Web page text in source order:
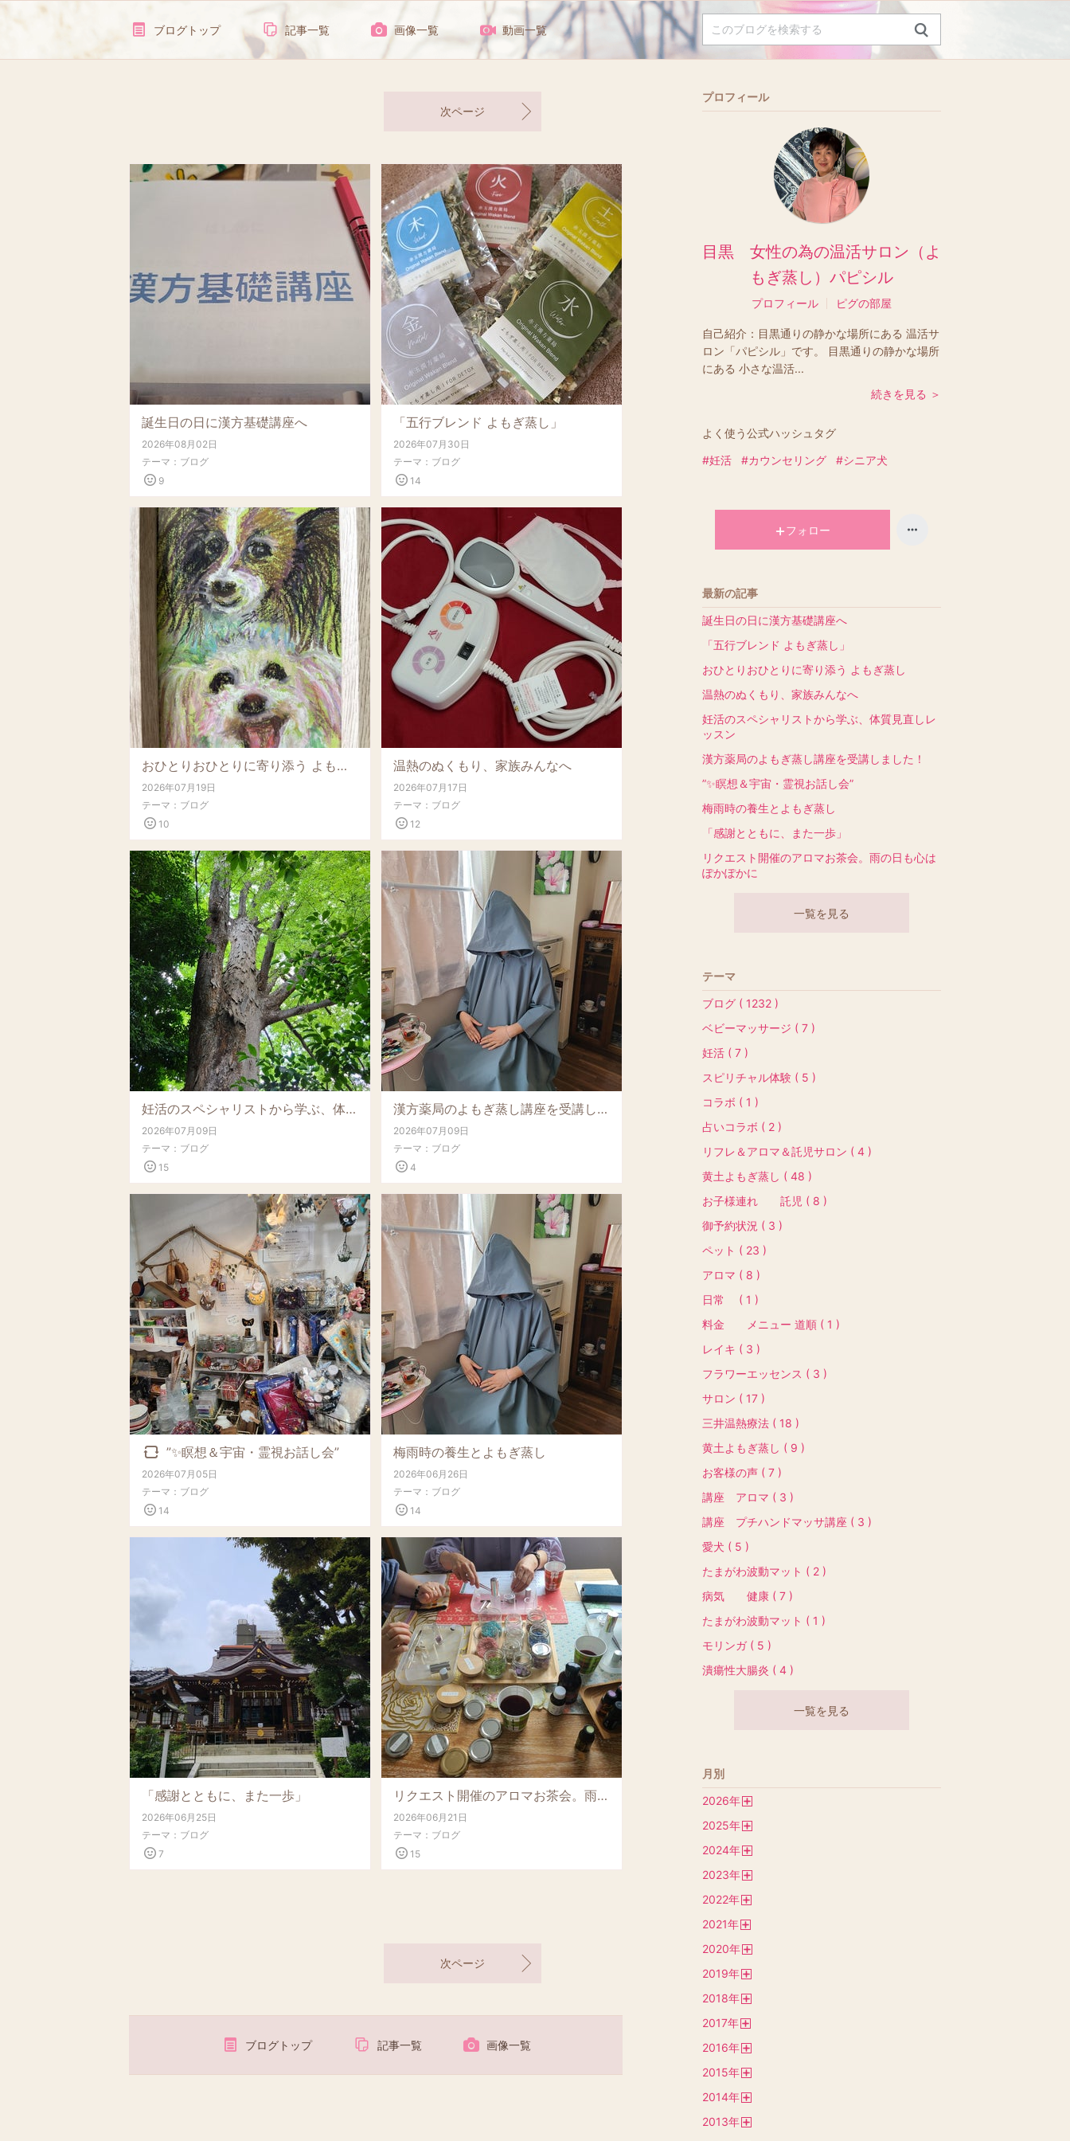
ブログトップ 記事一覧 画像一覧 動画一覧
次ページ
誕生日の日に漢方基礎講座へ
2026年08月02日
テーマ： ブログ
9
「五行ブレンド よもぎ蒸し」
2026年07月30日
テーマ： ブログ
14
おひとりおひとりに寄り添う よもぎ蒸し
2026年07月19日
テーマ： ブログ
10
温熱のぬくもり、家族みんなへ
2026年07月17日
テーマ： ブログ
12
妊活のスペシャリストから学ぶ、体質見直しレッスン
2026年07月09日
テーマ： ブログ
15
漢方薬局のよもぎ蒸し講座を受講しました！
2026年07月09日
テーマ： ブログ
4
リブログ記事
”✨瞑想＆宇宙・霊視お話し会”
2026年07月05日
テーマ： ブログ
14
梅雨時の養生とよもぎ蒸し
2026年06月26日
テーマ： ブログ
14
「感謝とともに、また一歩」
2026年06月25日
テーマ： ブログ
7
リクエスト開催のアロマお茶会。雨の日も心はぽかぽかに
2026年06月21日
テーマ： ブログ
15
次ページ
ブログトップ 記事一覧 画像一覧
プロフィール
目黒 女性の為の温活サロン（よ
もぎ蒸し）パピシル
プロフィール ピグの部屋
自己紹介： 目黒通りの静かな場所にある 温活サ
ロン「パピシル」です。 目黒通りの静かな場所
にある 小さな温活...
続きを見る ＞
よく使う公式ハッシュタグ
#妊活 #カウンセリング #シニア犬
フォロー
最新の記事
誕生日の日に漢方基礎講座へ
「五行ブレンド よもぎ蒸し」
おひとりおひとりに寄り添う よもぎ蒸し
温熱のぬくもり、家族みんなへ
妊活のスペシャリストから学ぶ、体質見直しレ
ッスン
漢方薬局のよもぎ蒸し講座を受講しました！
”✨瞑想＆宇宙・霊視お話し会”
梅雨時の養生とよもぎ蒸し
「感謝とともに、また一歩」
リクエスト開催のアロマお茶会。雨の日も心は
ぽかぽかに
一覧を見る
テーマ
ブログ ( 1232 )
ベビーマッサージ ( 7 )
妊活 ( 7 )
スピリチャル体験 ( 5 )
コラボ ( 1 )
占いコラボ ( 2 )
リフレ＆アロマ＆託児サロン ( 4 )
黄土よもぎ蒸し ( 48 )
お子様連れ 託児 ( 8 )
御予約状況 ( 3 )
ペット ( 23 )
アロマ ( 8 )
日常 ( 1 )
料金 メニュー 道順 ( 1 )
レイキ ( 3 )
フラワーエッセンス ( 3 )
サロン ( 17 )
三井温熱療法 ( 18 )
黄土よもぎ蒸し ( 9 )
お客様の声 ( 7 )
講座 アロマ ( 3 )
講座 プチハンドマッサ講座 ( 3 )
愛犬 ( 5 )
たまがわ波動マット ( 2 )
病気 健康 ( 7 )
たまがわ波動マット ( 1 )
モリンガ ( 5 )
潰瘍性大腸炎 ( 4 )
一覧を見る
月別
2026年
2025年
2024年
2023年
2022年
2021年
2020年
2019年
2018年
2017年
2016年
2015年
2014年
2013年